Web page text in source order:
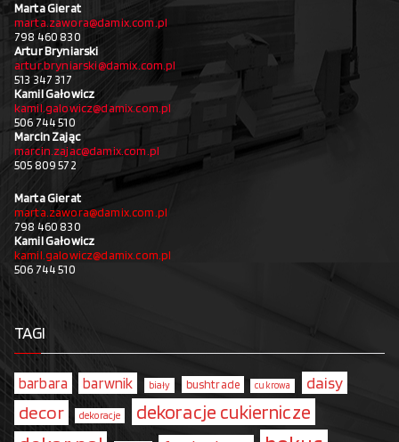
Marta Gierat
marta.zawora@damix.com.pl
798 460 830
Artur Bryniarski
artur.bryniarski@damix.com.pl
513 347 317
Kamil Gałowicz
kamil.galowicz@damix.com.pl
506 744 510
Marcin Zając
marcin.zajac@damix.com.pl
505 809 572
Marta Gierat
marta.zawora@damix.com.pl
798 460 830
Kamil Gałowicz
kamil.galowicz@damix.com.pl
506 744 510
TAGI
barbara barwnik biały bushtrade cukrowa daisy
decor dekoracje dekoracje cukiernicze